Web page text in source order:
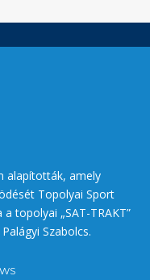
alapították, amely
Topolyai Sport
topolyai „SAT-TRAKT”
Szabolcs.